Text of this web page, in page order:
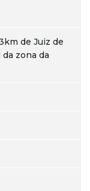
de Juiz de
zona da